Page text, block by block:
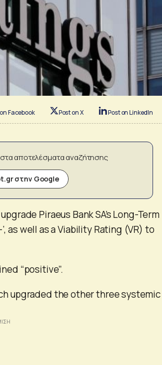
Facebook Post on X Post on LinkedIn
αποτελέσματα αναζήτησης
στην Google
Piraeus Bank SA’s Long-Term
as well as a Viability Rating (VR) to
“positive”.
upgraded the other three systemic